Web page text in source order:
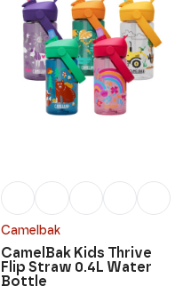
Camelbak
CamelBak Kids Thrive
Flip Straw 0.4L Water
Bottle